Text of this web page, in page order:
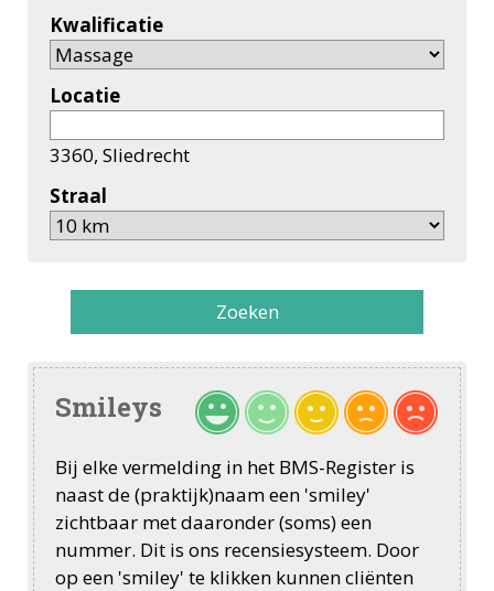
Kwalificatie
Locatie
3360, Sliedrecht
Straal
Zoeken
Smileys
Bij elke vermelding in het BMS-Register is
naast de (praktijk)naam een 'smiley'
zichtbaar met daaronder (soms) een
nummer. Dit is ons recensiesysteem. Door
op een 'smiley' te klikken kunnen cliënten